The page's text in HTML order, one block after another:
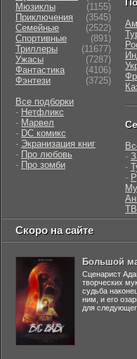
Мюзиклы
(1155)
Приключения
(3545)
Семейные
(2522)
Cпортивные
(891)
Триллеры
(11677)
Ужасы
(7287)
Фантастика
(4106)
Фэнтези
(3725)
Все подборки
- Нетфликс
- Марвел
- DC комикс
- Экранизация книг
- Про любовь
- Про зомби
-
-
-
Скоро на сайте
Большой
Сценарист
творческих
судьба
ним, и его
для